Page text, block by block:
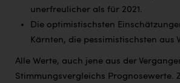
unerfreulicher als für 2021.
Die optimistischsten
Kärnten, die pessimistischsten aus
Alle Werte, auch jene aus der
Stimmungsvergleichs Prognosewerte.